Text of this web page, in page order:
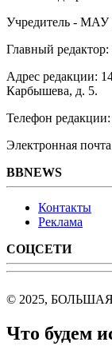
Учредитель - МАУ
Главный
Адрес редакции:
Карбышева, д. 5.
Телефон
Электронная
BBNEWS
Контакты
Реклама
СОЦСЕТИ
© 2025,
Что будем